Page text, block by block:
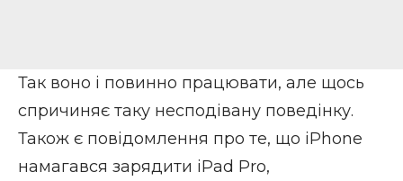
Так воно і повинно працювати, але щось
спричиняє таку несподівану поведінку.
Також є повідомлення про те, що iPhone
намагався зарядити iPad Pro,